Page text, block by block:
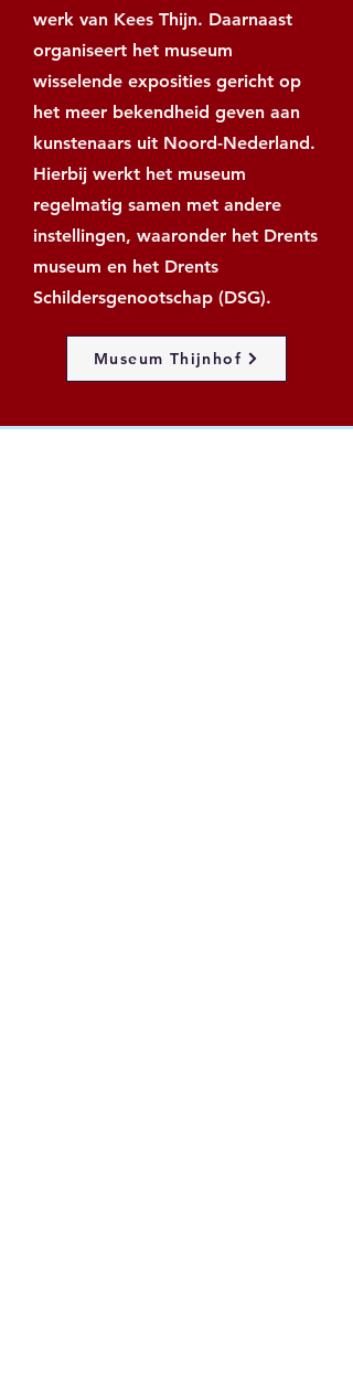
werk van Kees Thijn. Daarnaast
organiseert het museum
wisselende exposities gericht op
het meer bekendheid geven aan
kunstenaars uit Noord-Nederland.
Hierbij werkt het museum
regelmatig samen met andere
instellingen, waaronder het Drents
museum en het Drents
Schildersgenootschap (DSG).
Museum Thijnhof